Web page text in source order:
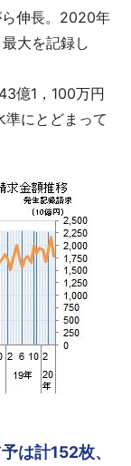
伸長。2020年
大を記録し
億1，100万円
準にとどまって
は計152枚、